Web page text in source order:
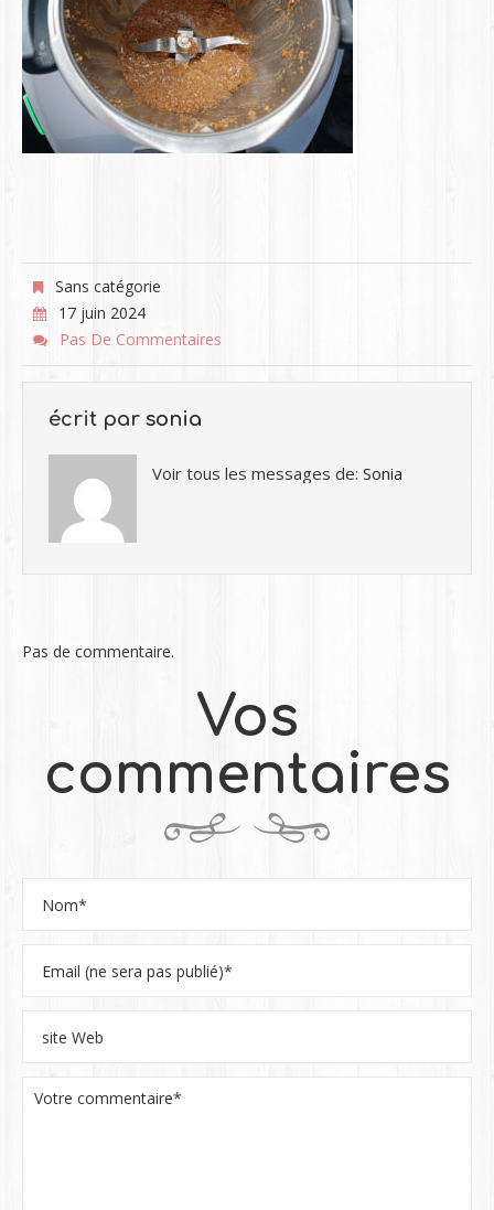
Sans catégorie
17 juin 2024
Pas De Commentaires
écrit par sonia
Voir tous les messages de: Sonia
Pas de commentaire.
Vos
commentaires